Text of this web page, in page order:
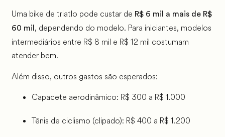
Uma bike de triatlo pode custar de R$ 6 mil a mais de R$
60 mil , dependendo do modelo. Para iniciantes, modelos
intermediários entre R$ 8 mil e R$ 12 mil costumam
atender bem.
Além disso, outros gastos são esperados:
Capacete aerodinâmico: R$ 300 a R$ 1.000
Tênis de ciclismo (clipado): R$ 400 a R$ 1.200